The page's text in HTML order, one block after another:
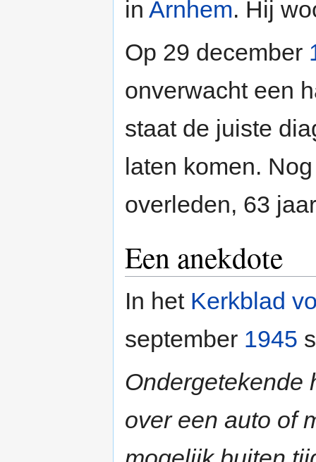
in Arnhem. Hij
Op 29 december
onverwacht een
staat de juiste
laten komen.
overleden, 63
Een anekdote
In het Kerkblad
september 1945
Ondergetekende
over een auto of